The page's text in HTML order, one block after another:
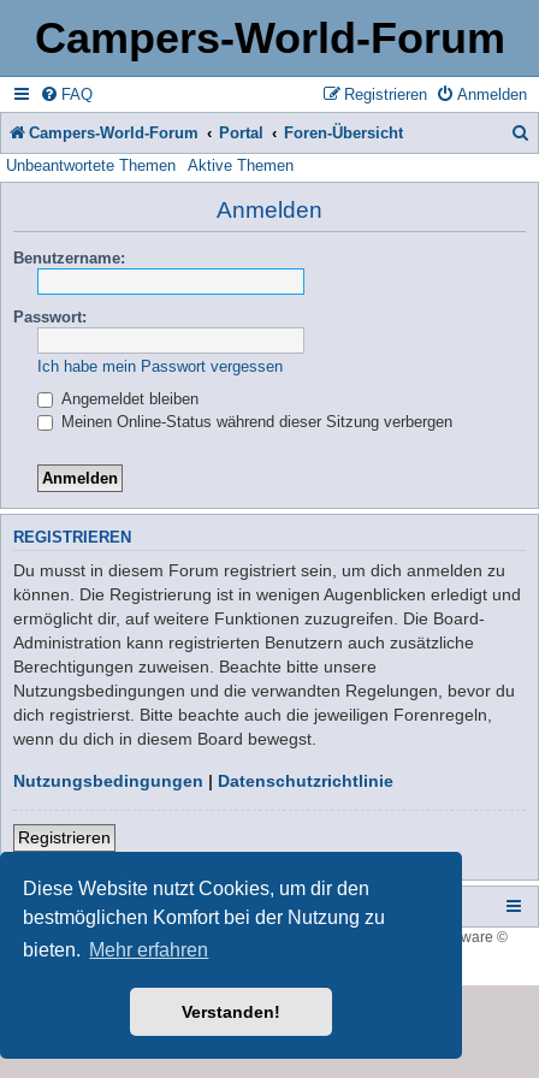
Diese Website nutzt Cookies, um dir den
bestmöglichen Komfort bei der Nutzung zu
bieten. Mehr erfahren
Verstanden!
Campers-World-Forum
FAQ Anmelden
Registrieren
Campers-World-Forum Portal Foren-Übersicht
Unbeantwortete Themen Aktive Themen
Anmelden
Benutzername:
Passwort:
Ich habe mein Passwort vergessen
Angemeldet bleiben
Meinen Online-Status während dieser Sitzung verbergen
REGISTRIEREN
Du musst in diesem Forum registriert sein, um dich anmelden zu
können. Die Registrierung ist in wenigen Augenblicken erledigt und
ermöglicht dir, auf weitere Funktionen zuzugreifen. Die Board-
Administration kann registrierten Benutzern auch zusätzliche
Berechtigungen zuweisen. Beachte bitte unsere
Nutzungsbedingungen und die verwandten Regelungen, bevor du
dich registrierst. Bitte beachte auch die jeweiligen Forenregeln,
wenn du dich in diesem Board bewegst.
Nutzungsbedingungen | Datenschutzrichtlinie
Registrieren
Campers-World-Forum Portal Foren-Übersicht
® Forum Software ©